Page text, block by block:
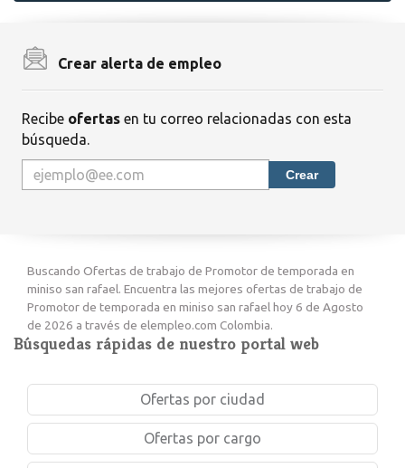
Crear alerta de empleo
Recibe ofertas en tu correo relacionadas con esta
búsqueda.
Crear
Buscando Ofertas de trabajo de Promotor de temporada en
miniso san rafael. Encuentra las mejores ofertas de trabajo de
Promotor de temporada en miniso san rafael hoy 6 de Agosto
de 2026 a través de elempleo.com Colombia.
Búsquedas rápidas de nuestro portal web
Ofertas por ciudad
Ofertas por cargo